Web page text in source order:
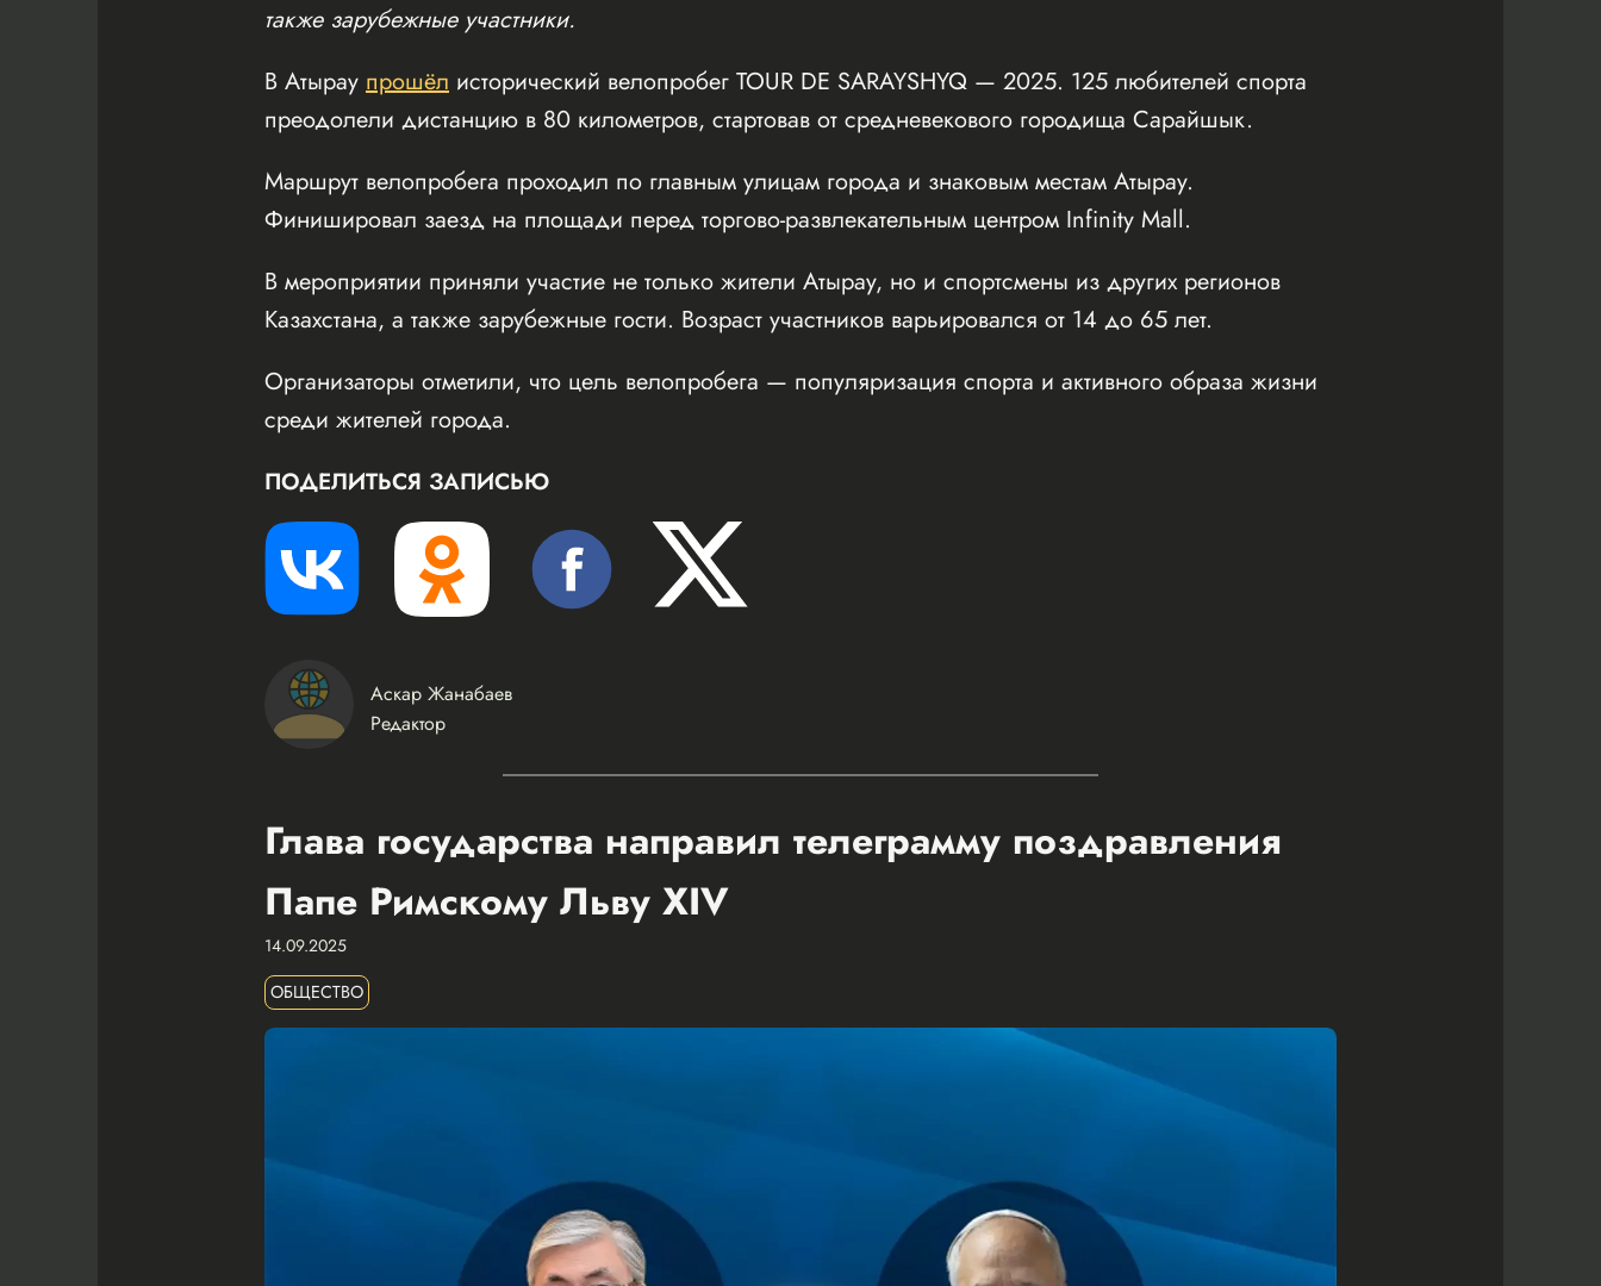
также зарубежные участники.
В Атырау прошёл исторический велопробег TOUR DE SARAYSHYQ — 2025. 125 любителей спорта
преодолели дистанцию в 80 километров, стартовав от средневекового городища Сарайшык.
Маршрут велопробега проходил по главным улицам города и знаковым местам Атырау.
Финишировал заезд на площади перед торгово-развлекательным центром Infinity Mall.
В мероприятии приняли участие не только жители Атырау, но и спортсмены из других регионов
Казахстана, а также зарубежные гости. Возраст участников варьировался от 14 до 65 лет.
Организаторы отметили, что цель велопробега — популяризация спорта и активного образа жизни
среди жителей города.
ПОДЕЛИТЬСЯ ЗАПИСЬЮ
Аскар Жанабаев
Редактор
Глава государства направил телеграмму поздравления
Папе Римскому Льву XIV
14.09.2025
ОБЩЕСТВО